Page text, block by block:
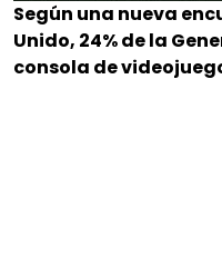
Según una nueva
Unido, 24% de la
consola de